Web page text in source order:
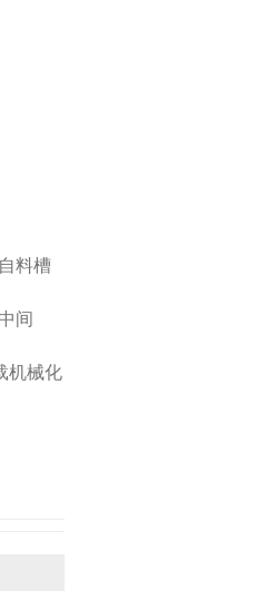
料槽
间
机械化